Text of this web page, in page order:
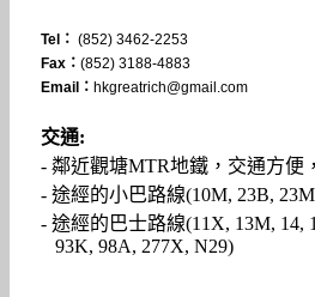
Tel： (852) 3462-2253
Fax： (852) 3188-4883
Email： hkgreatrich@gmail.com
交通:
- 鄰近觀塘MTR地鐵，交通方便
- 途經的小巴路線(10M, 23B,
- 途經的巴士路線(11X, 13M, 14,
93K, 98A, 277X, N29)